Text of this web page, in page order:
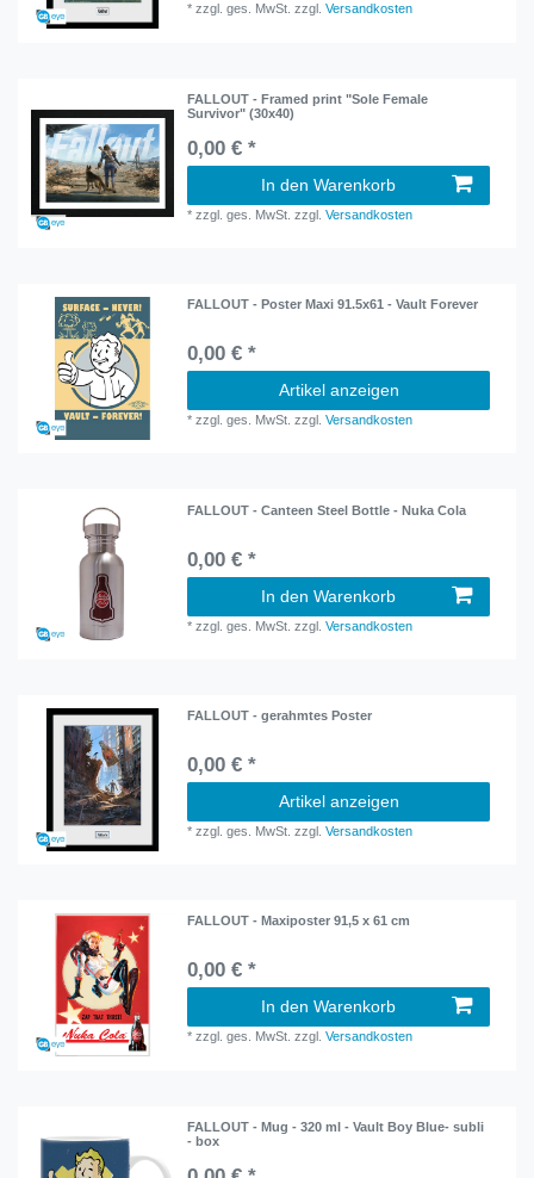
*zzgl. ges. MwSt. zzgl.Versandkosten
FALLOUT - Framed print "Sole Female
Survivor" (30x40)
0,00 € *
In den Warenkorb
*zzgl. ges. MwSt. zzgl.Versandkosten
FALLOUT - Poster Maxi 91.5x61 - Vault Forever
0,00 € *
Artikel anzeigen
*zzgl. ges. MwSt. zzgl.Versandkosten
FALLOUT - Canteen Steel Bottle - Nuka Cola
0,00 € *
In den Warenkorb
*zzgl. ges. MwSt. zzgl.Versandkosten
FALLOUT - gerahmtes Poster
0,00 € *
Artikel anzeigen
*zzgl. ges. MwSt. zzgl.Versandkosten
FALLOUT - Maxiposter 91,5 x 61 cm
0,00 € *
In den Warenkorb
*zzgl. ges. MwSt. zzgl.Versandkosten
FALLOUT - Mug - 320 ml - Vault Boy Blue- subli
- box